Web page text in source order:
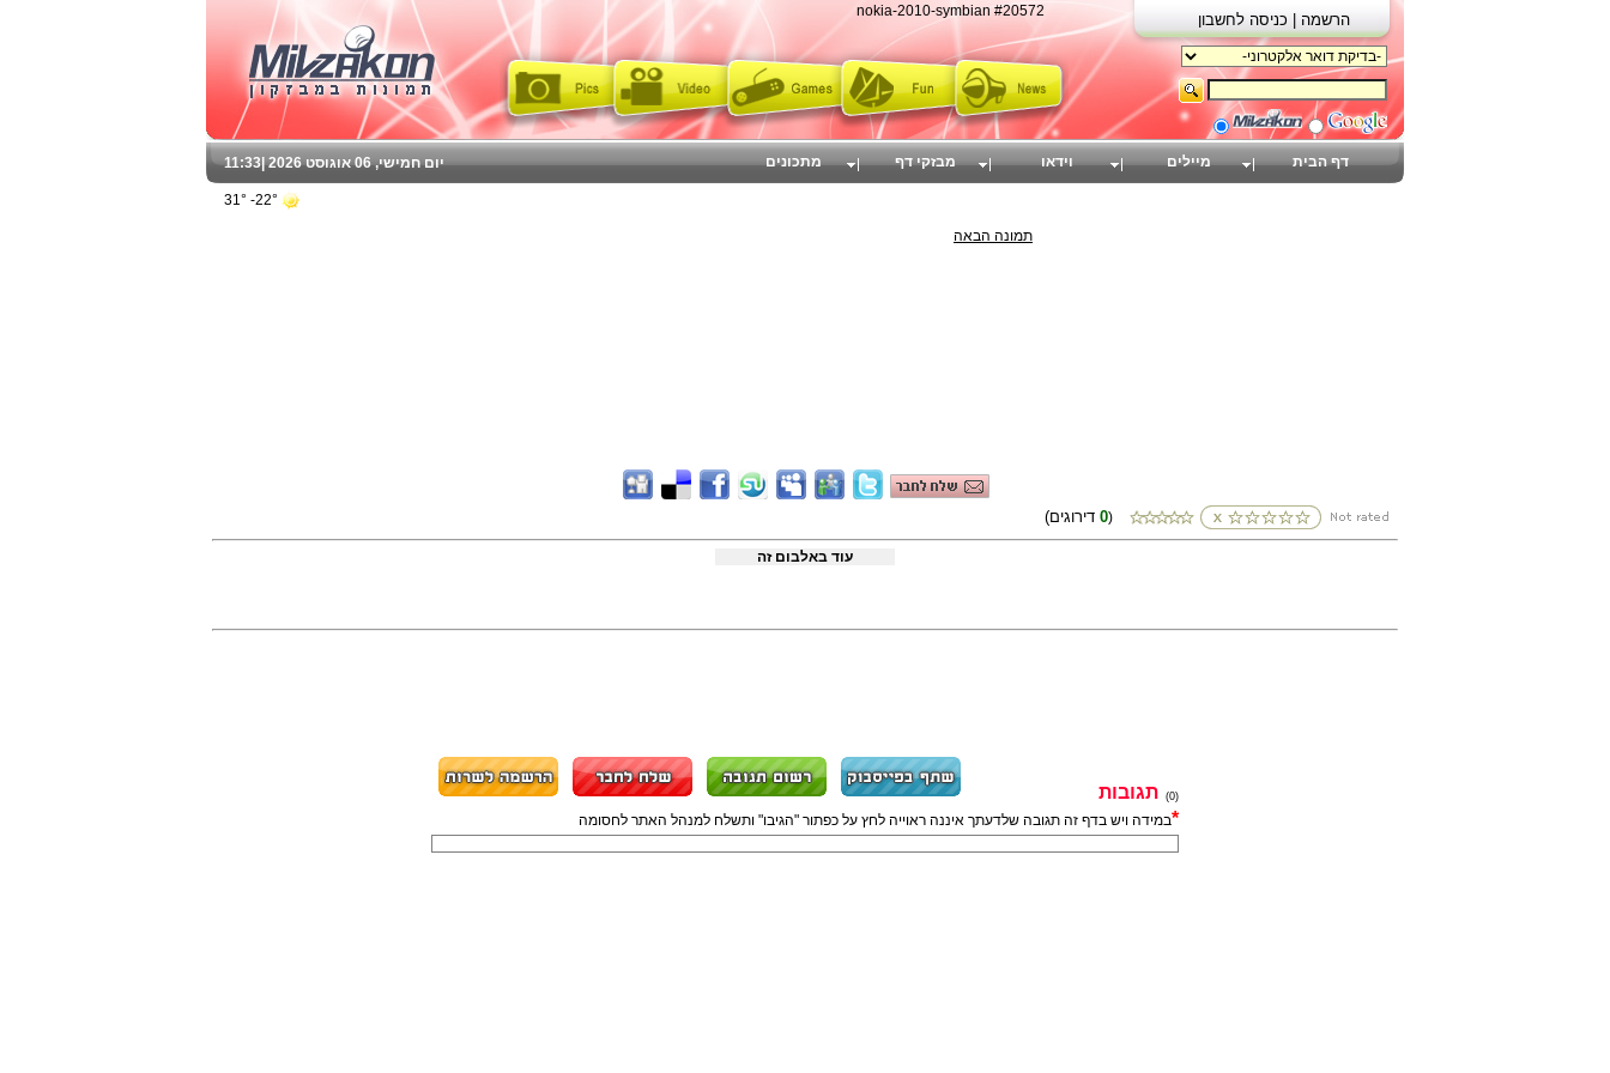
nokia-2010-symbian #20572
תמונה הבאה
0)
עוד באלבום זה
(0)
תגובות
*במידה ויש בדף זה תגובה שלדעתך איננה ראוייה לחץ על כפתור "הגיבו" ותשלח למנהל האתר לחסומה
11:33 יום חמישי, 06 אוגוסט 2026 | דף הבית מיילים וידאו מבזקי דף מתכונים
22°- 31°
הרשמה | כניסה לחשבון